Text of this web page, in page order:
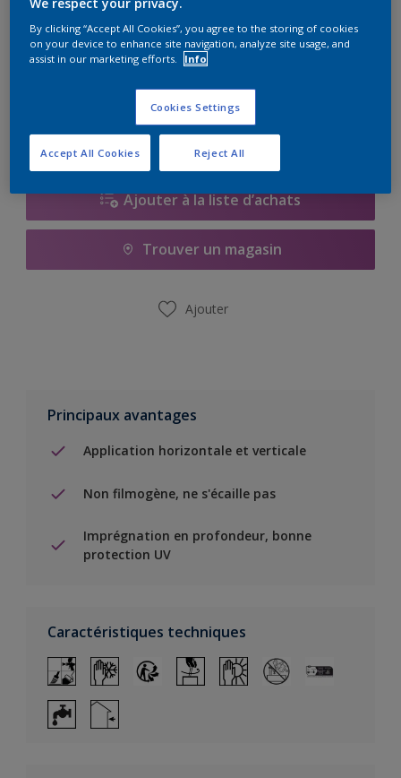
Quantité Calculateur de peinture
Calculer
Ajouter à la liste d’achats
Trouver un magasin
Ajouter
Principaux avantages
Application horizontale et verticale
Non filmogène, ne s'écaille pas
Imprégnation en profondeur, bonne
protection UV
Caractéristiques techniques
By clicking “Accept All Cookies”, you agree to the storing of cookies
on your device to enhance site navigation, analyze site usage, and
assist in our marketing efforts.
Info
Cookies Settings
Reject All
Accept All Cookies